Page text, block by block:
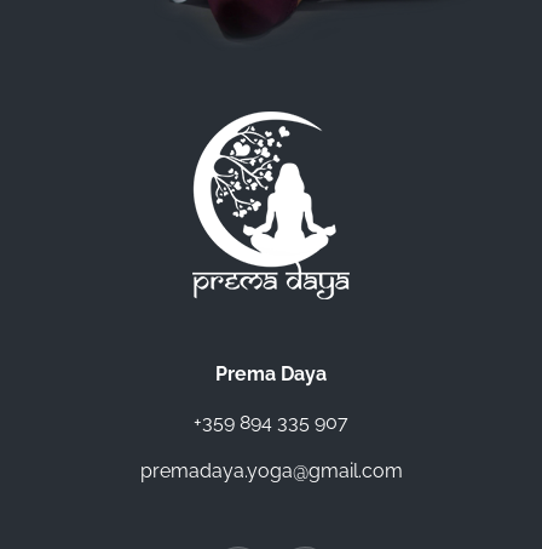
Prema Daya
+359 894 335 907
premadaya.yoga@gmail.com